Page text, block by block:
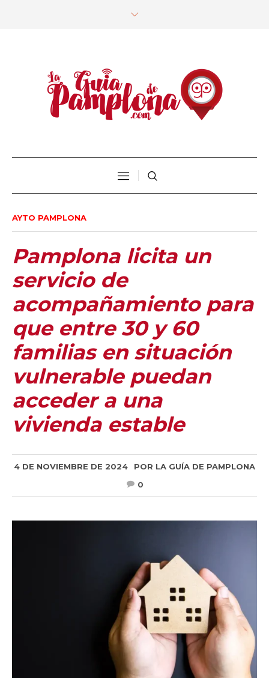
AYTO PAMPLONA
Pamplona licita un
servicio de
acompañamiento para
que entre 30 y 60
familias en situación
vulnerable puedan
acceder a una
vivienda estable
4 DE NOVIEMBRE DE 2024 POR LA GUÍA DE PAMPLONA
0